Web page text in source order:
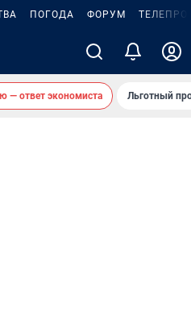
ПОГОДА ФОРУМ
— ответ экономиста Льготный